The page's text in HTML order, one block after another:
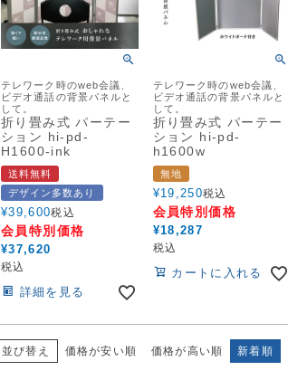
テレワーク時のweb会議、
ビデオ通話の背景パネルと
して。
折り畳み式 パーテー
ション hi-pd-
H1600-ink
送料無料
デザイン多数あり
¥39,600税込
会員特別価格
¥37,620
税込
詳細を見る
テレワーク時のweb会議、
ビデオ通話の背景パネルと
して。
折り畳み式 パーテー
ション hi-pd-
h1600w
無地
¥19,250税込
会員特別価格
¥18,287
税込
カートに入れる
並び替え 価格が安い順 価格が高い順 新着順